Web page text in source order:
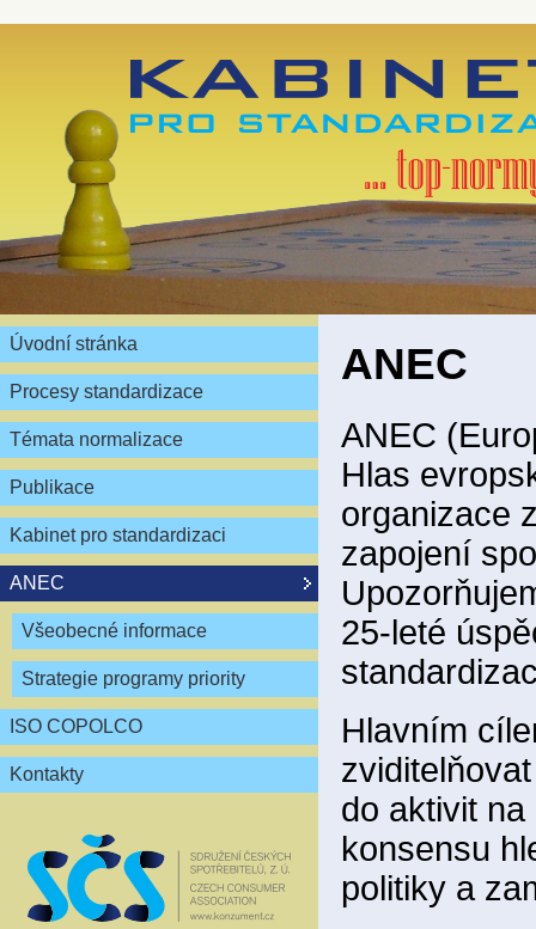
Úvodní stránka
Procesy standardizace
Témata normalizace
Publikace
Kabinet pro standardizaci
ANEC
Všeobecné informace
Strategie programy priority
ISO COPOLCO
Kontakty
ANEC
ANEC
Hlas
organizace
zapojení
25-leté
Hlavním
do aktivit
konsensu
politiky a